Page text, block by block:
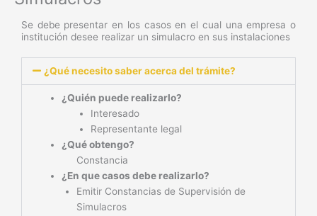
Se debe presentar en los casos en el cual una empresa o
institución desee realizar un simulacro en sus instalaciones
¿Qué necesito saber acerca del trámite?
¿Quién puede realizarlo?
Interesado
Representante legal
¿Qué obtengo?
Constancia
¿En que casos debe realizarlo?
Emitir Constancias de Supervisión de
Simulacros